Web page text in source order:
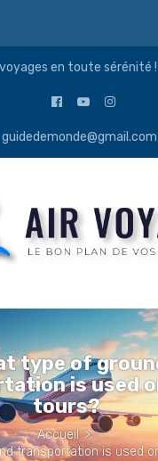
voyages en toute sérénité !
guidedemonde@gmail.com
type of
is used
tours?
Accueil >
transportation is used